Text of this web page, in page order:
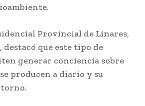
Provincial de Linares,
, destacó que este tipo de
generar conciencia sobre
producen a diario y su